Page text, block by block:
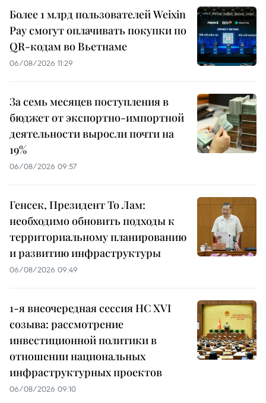
Более 1 млрд пользователей Weixin
Pay смогут оплачивать покупки по
QR-кодам во Вьетнаме
06/08/2026 11:29
За семь месяцев поступления в
бюджет от экспортно-импортной
деятельности выросли почти на
19%
06/08/2026 09:57
Генсек, Президент То Лам:
необходимо обновить подходы к
территориальному планированию
и развитию инфраструктуры
06/08/2026 09:49
1-я внеочередная сессия НС XVI
созыва: рассмотрение
инвестиционной политики в
отношении национальных
инфраструктурных проектов
06/08/2026 09:10